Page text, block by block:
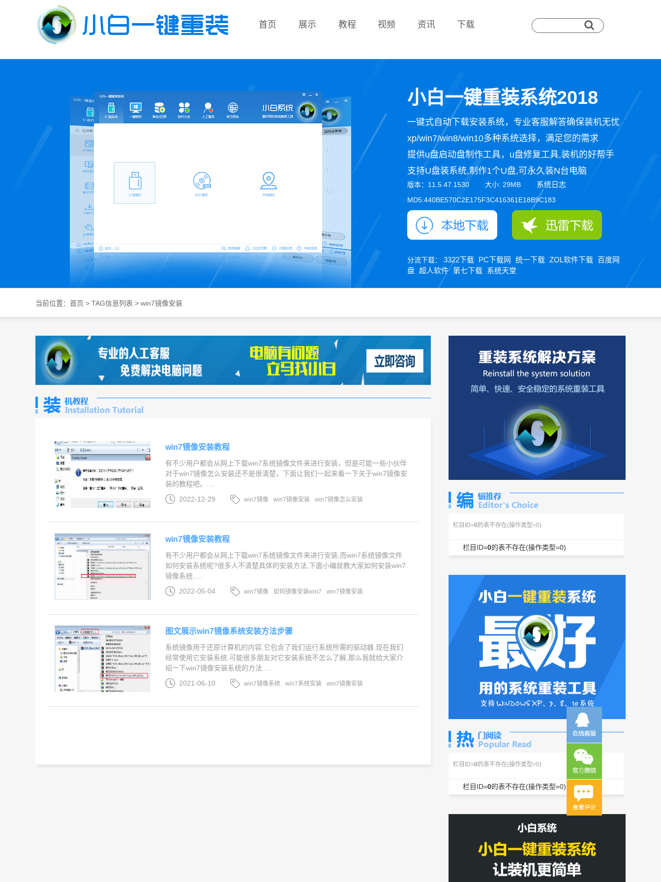
首页 展示 教程 视频 资讯 下载
小白一键重装系统2018
一键式自动下载安装系统，专业客服解答确保装机无忧
xp/win7/win8/win10多种系统选择，满足您的需求
提供u盘启动盘制作工具，u盘修复工具,装机的好帮手
支持U盘装系统,制作1个U盘,可永久装N台电脑
版本：11.5.47.1530 大小: 29MB 系统日志
MD5:440BE570C2E175F3C416361E18B9C183
分流下载： 3322下载 PC下载网 统一下载 ZOL软件下载 百度网
盘 超人软件 第七下载 系统天堂
当前位置： 首页 > TAG信息列表 > win7镜像安装
win7镜像安装教程
有不少用户都会从网上下载win7系统镜像文件来进行安装，但是可能一些小伙伴
对于win7镜像怎么安装还不是很清楚，下面让我们一起来看一下关于win7镜像安
装的教程吧。....
2022-12-29
win7镜像 win7镜像安装 win7镜像怎么安装
win7镜像安装教程
有不少用户都会从网上下载win7系统镜像文件来进行安装,而win7系统镜像文件
如何安装系统呢?很多人不清楚具体的安装方法,下面小编就教大家如何安装win7
镜像系统.....
2022-05-04
win7镜像 如何镜像安装win7 win7镜像安装
图文展示win7镜像系统安装方法步骤
系统镜像用于还原计算机的内容,它包含了我们运行系统所需的驱动器.现在我们
经常使用它安装系统.可能很多朋友对它安装系统不怎么了解,那么我就给大家介
绍一下win7镜像安装系统的方法.....
2021-06-10
win7镜像系统 win7系统安装 win7镜像安装
栏目ID=0 的表不存在(操作类型=0)
栏目ID=0的表不存在(操作类型=0)
栏目ID=0 的表不存在(操作类型=0)
栏目ID=0的表不存在(操作类型=0)